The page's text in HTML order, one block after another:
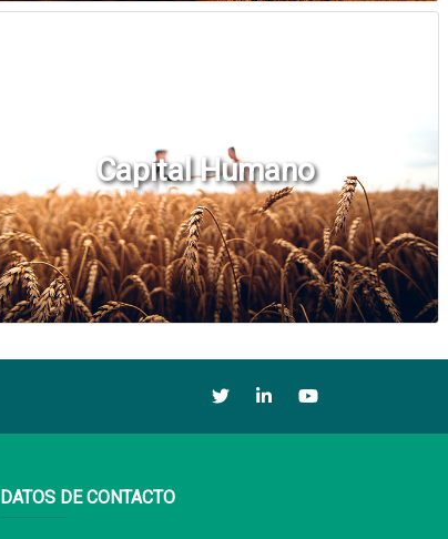
Capital Humano
DATOS DE CONTACTO